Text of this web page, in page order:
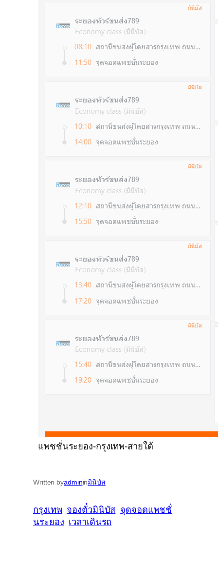
แพชชั่นระยอง-กรุงเทพ-สายใต้
Written byadmininมินิบัส
กรุงเทพ จองตั๋วมินิบัส จุดจอดแพชชั่
นระยอง เวลาเดินรถ